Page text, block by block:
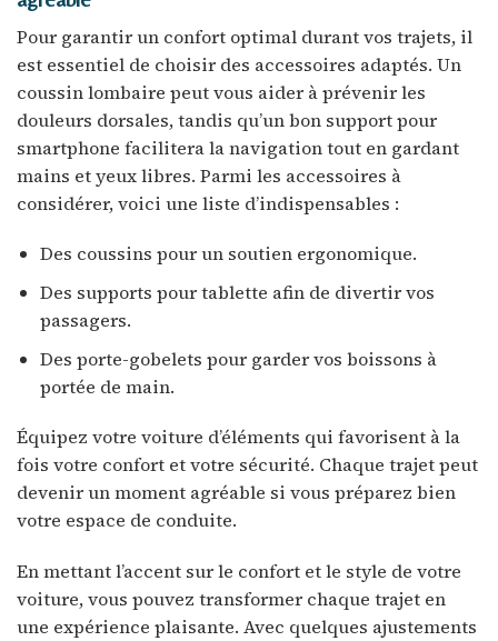
Pour garantir un confort optimal durant vos trajets, il
est essentiel de choisir des accessoires adaptés. Un
coussin lombaire peut vous aider à prévenir les
douleurs dorsales, tandis qu’un bon support pour
smartphone facilitera la navigation tout en gardant
mains et yeux libres. Parmi les accessoires à
considérer, voici une liste d’indispensables :
Des coussins pour un soutien ergonomique.
Des supports pour tablette afin de divertir vos
passagers.
Des porte-gobelets pour garder vos boissons à
portée de main.
Équipez votre voiture d’éléments qui favorisent à la
fois votre confort et votre sécurité. Chaque trajet peut
devenir un moment agréable si vous préparez bien
votre espace de conduite.
En mettant l’accent sur le confort et le style de votre
voiture, vous pouvez transformer chaque trajet en
une expérience plaisante. Avec quelques ajustements